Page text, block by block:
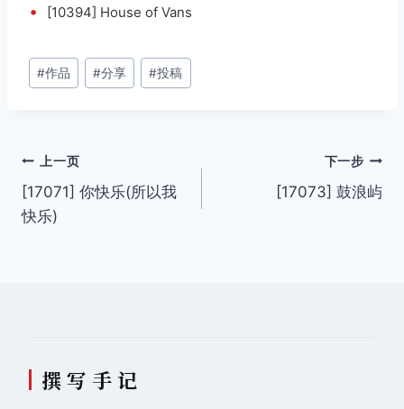
• [10394] House of Vans
文
章
#作品 #分享 #投稿
文
章
上一页
[17071] 你快乐(所以我
快乐)
下一步
[17073] 鼓浪屿
撰 写 手 记